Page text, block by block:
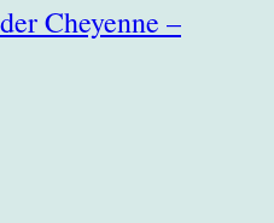
Cheyenne –